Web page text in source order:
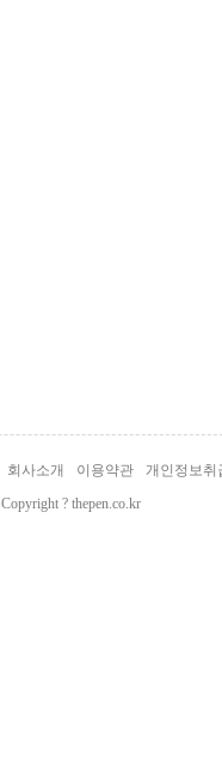
회사소개 이용약관
개인정보취
Copyright ? thepen.co.kr